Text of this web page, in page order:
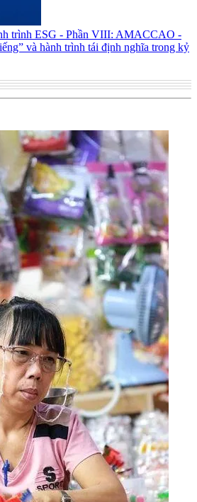
trình ESG - Phần VIII: AMACCAO -
và hành trình tái định nghĩa trong kỷ